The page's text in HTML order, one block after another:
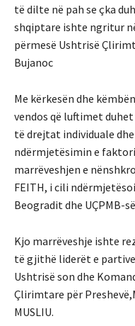
të dilte në pah se çka
shqiptare ishte ngritur
përmesë Ushtrisë
Bujanoc
Me kërkesën dhe
vendos që luftimet
të drejtat individuale
ndërmjetësimin e
marrëveshjen e
FEITH, i cili
Beogradit dhe UÇPMB-
Kjo marrëveshje ishte
të gjithë liderët e
Ushtrisë son dhe
Çlirimtare për
MUSLIU.